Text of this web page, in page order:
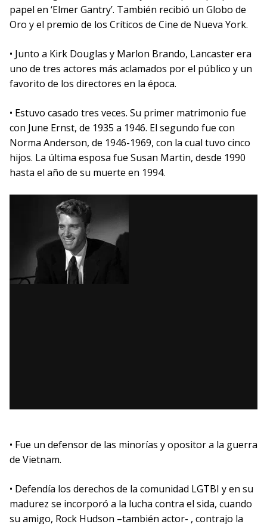
papel en ‘Elmer Gantry’. También recibió un Globo de
Oro y el premio de los Críticos de Cine de Nueva York.
• Junto a Kirk Douglas y Marlon Brando, Lancaster era
uno de tres actores más aclamados por el público y un
favorito de los directores en la época.
• Estuvo casado tres veces. Su primer matrimonio fue
con June Ernst, de 1935 a 1946. El segundo fue con
Norma Anderson, de 1946-1969, con la cual tuvo cinco
hijos. La última esposa fue Susan Martin, desde 1990
hasta el año de su muerte en 1994.
• Fue un defensor de las minorías y opositor a la guerra
de Vietnam.
• Defendía los derechos de la comunidad LGTBI y en su
madurez se incorporó a la lucha contra el sida, cuando
su amigo, Rock Hudson –también actor- , contrajo la